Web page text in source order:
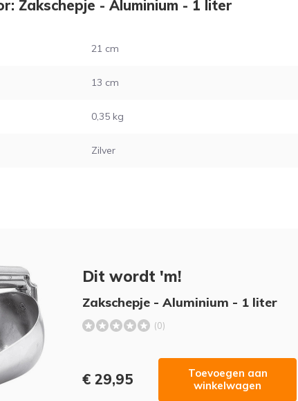
Zakschepje - Aluminium - 1 liter
21 cm
13 cm
0,35 kg
Zilver
Dit wordt 'm!
Zakschepje - Aluminium - 1 liter
(0)
€ 29,95
Toevoegen aan
winkelwagen